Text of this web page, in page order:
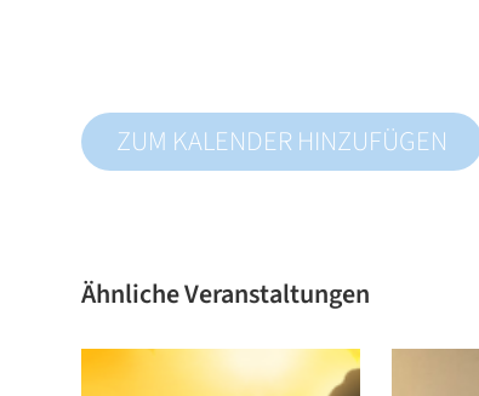
ZUM KALENDER HINZUFÜGEN
Ähnliche Veranstaltungen